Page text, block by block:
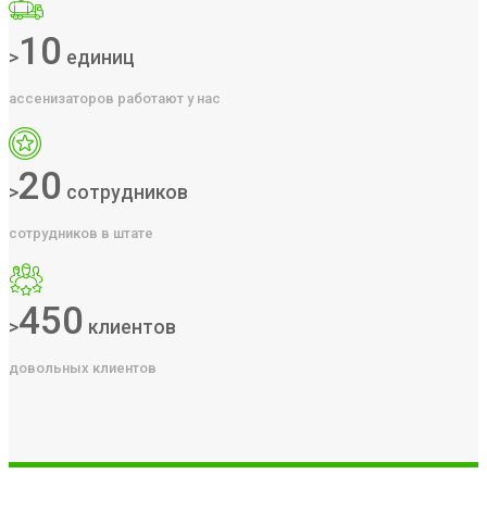
>10 единиц
ассенизаторов работают у нас
>20 сотрудников
сотрудников в штате
>450 клиентов
довольных клиентов